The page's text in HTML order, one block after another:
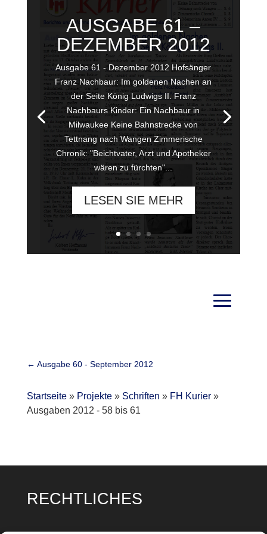
AUSGABE 61 –
DEZEMBER 2012
Ausgabe 61 - Dezember 2012 Hofsänger
Franz Nachbaur: Im goldenen Nachen an
der Seite König Ludwigs II. Franz
Nachbaurs Kinder: Ein Nachbaur in
Milwaukee Keine Bahnstrecke von
Tettnang nach Wangen Zimmerische
Chronik: "Beichtvater, Arzt und Apotheker
wären zu fürchten"...
LESEN SIE MEHR
← Ausgabe 60 - September 2012
Startseite» Projekte» Schriften » FH Kurier»
Ausgaben 2012 - 58 bis 61
RECHTLICHES